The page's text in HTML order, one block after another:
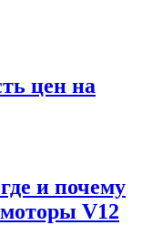
цен на
и почему
V12